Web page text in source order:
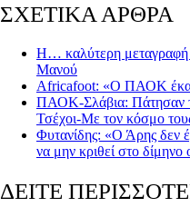
ΣΧΕΤΙΚΑ ΑΡΘΡΑ
Η… καλύτερη μεταγραφή
Μανού
Africafoot: «Ο ΠΑΟΚ
ΠΑΟΚ-Σλάβια: Πάτησαν
Τσέχοι-Με τον κόσμο
Φυτανίδης: «Ο Άρης δεν
να μην κριθεί στο δίμηνο
ΔΕΙΤΕ